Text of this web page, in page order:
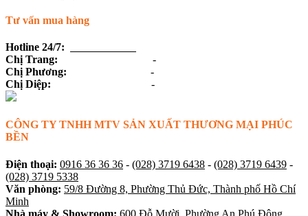
Tư vấn mua hàng
Hotline 24/7:
Chị Trang:
-
Chị Phương:
-
Chị Diệp:
-
CÔNG TY TNHH MTV SẢN XUẤT THƯƠNG MẠI PHÚC
BỀN
Điện thoại: 0916 36 36 36 - (028) 3719 6438 - (028) 3719 6439 -
(028) 3719 5338
Văn phòng: 59/8 Đường 8, Phường Thủ Đức, Thành phố Hồ Chí
Minh
Nhà máy & Showroom: 600 Đỗ Mười, Phường An Phú Đông,